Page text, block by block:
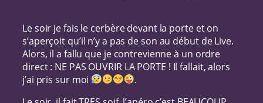
Le soir je fais le cerbère devant la porte et on
s’aperçoit qu’il n’y a pas de son au début de Live.
Alors, il a fallu que je contrevienne à un ordre
direct : NE PAS OUVRIR LA PORTE ! Il fallait, alors
j’ai pris sur moi
.